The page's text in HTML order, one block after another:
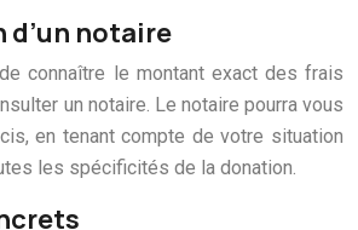
notaire
connaître le montant exact des frais
un notaire. Le notaire pourra vous
en tenant compte de votre situation
les spécificités de la donation.